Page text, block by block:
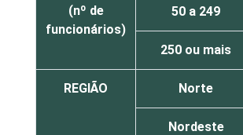
(nº de
funcionários)
50 a 249
250 ou mais
REGIÃO Norte
Nordeste